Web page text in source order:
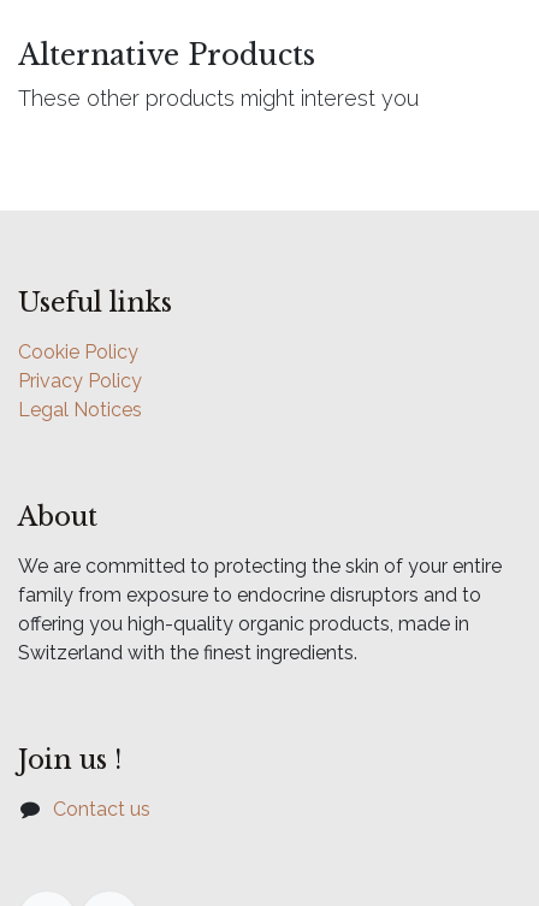
Alternative Products
These other products might interest you
Useful links
Cookie Policy
Privacy Policy
Legal Notices
About
We are committed to protecting the skin of your entire
family from exposure to endocrine disruptors and to
offering you high-quality organic products, made in
Switzerland with the finest ingredients.
Join us !
Contact us